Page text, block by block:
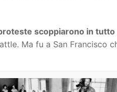
scoppiarono in tutto
Ma fu a San Francisco